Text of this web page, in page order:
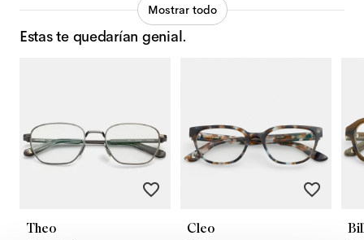
Mostrar todo
Estas te quedarían genial.
Theo Cleo